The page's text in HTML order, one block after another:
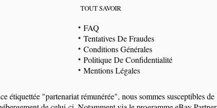
TOUT SAVOIR
FAQ
Tentatives De Fraudes
Conditions Générales
Politique De Confidentialité
Mentions Légales
étiquettée "partenariat rémunérée", nous sommes susceptibles de